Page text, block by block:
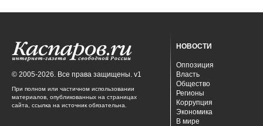
© 2005-2026. Все права защищены. v1
При полном или частичном использовании
материалов, опубликованных на страницах
сайта, ссылка на источник обязательна.
НОВОСТИ
Оппозиция
Власть
Общество
Регионы
Коррупция
Экономика
В мире